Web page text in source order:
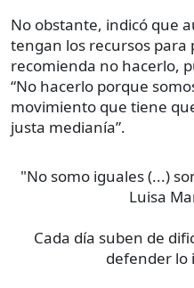
No obstante, indicó que
tengan los recursos para
recomienda no hacerlo,
“No hacerlo porque
movimiento que tiene
justa medianía”.
"No somo iguales (...)
Luisa
Cada día suben de
defender lo